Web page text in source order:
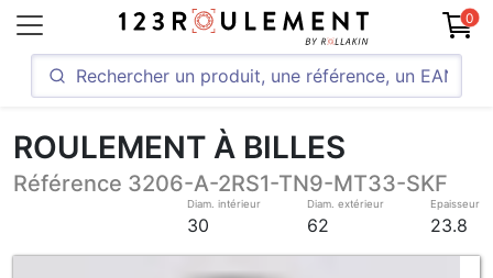
0
ROULEMENT À BILLES
Référence 3206-A-2RS1-TN9-MT33-SKF
Diam. intérieur
30
Diam. extérieur
62
Epaisseur
23.8